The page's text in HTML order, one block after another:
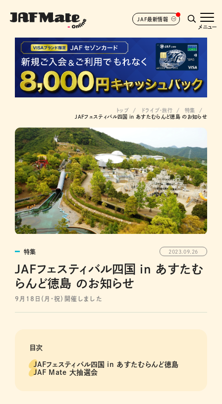
JAF最新情報
メニュー
トップ ドライブ･旅行
特集
JAFフェスティバル四国 in あすたむらんど徳島 のお知らせ
特集 2023.09.26
JAFフェスティバル四国 in あすたむ
らんど徳島 のお知らせ
9月18日（月・祝）開催しました
目次
JAFフェスティバル四国 in あすたむらんど徳島
JAF Mate 大抽選会